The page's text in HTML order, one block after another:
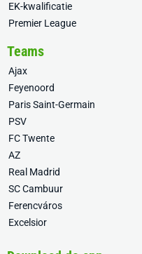
EK-kwalificatie
Premier League
Teams
Ajax
Feyenoord
Paris Saint-Germain
PSV
FC Twente
AZ
Real Madrid
SC Cambuur
Ferencváros
Excelsior